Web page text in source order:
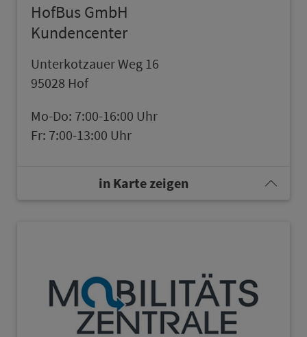
HofBus GmbH
Kundencenter
Unterkotzauer Weg 16
95028 Hof
Mo-Do: 7:00-16:00 Uhr
Fr: 7:00-13:00 Uhr
in Karte zeigen